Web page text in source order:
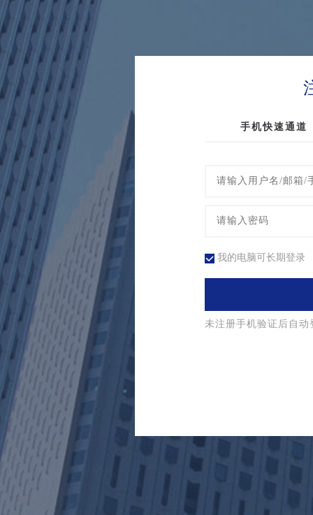
手机快速通道
我的电脑可长期登录
未注册手机验证后自